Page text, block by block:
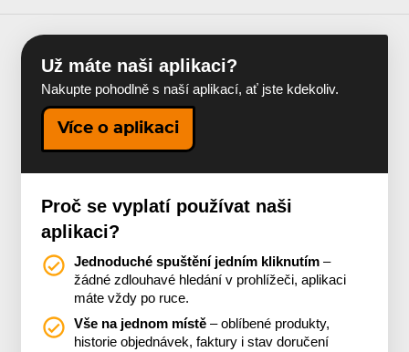
Už máte naši aplikaci?
Nakupte pohodlně s naší aplikací, ať jste kdekoliv.
Více o aplikaci
Proč se vyplatí používat naši
aplikaci?
Jednoduché spuštění jedním kliknutím –
žádné zdlouhavé hledání v prohlížeči, aplikaci
máte vždy po ruce.
Vše na jednom místě – oblíbené produkty,
historie objednávek, faktury i stav doručení